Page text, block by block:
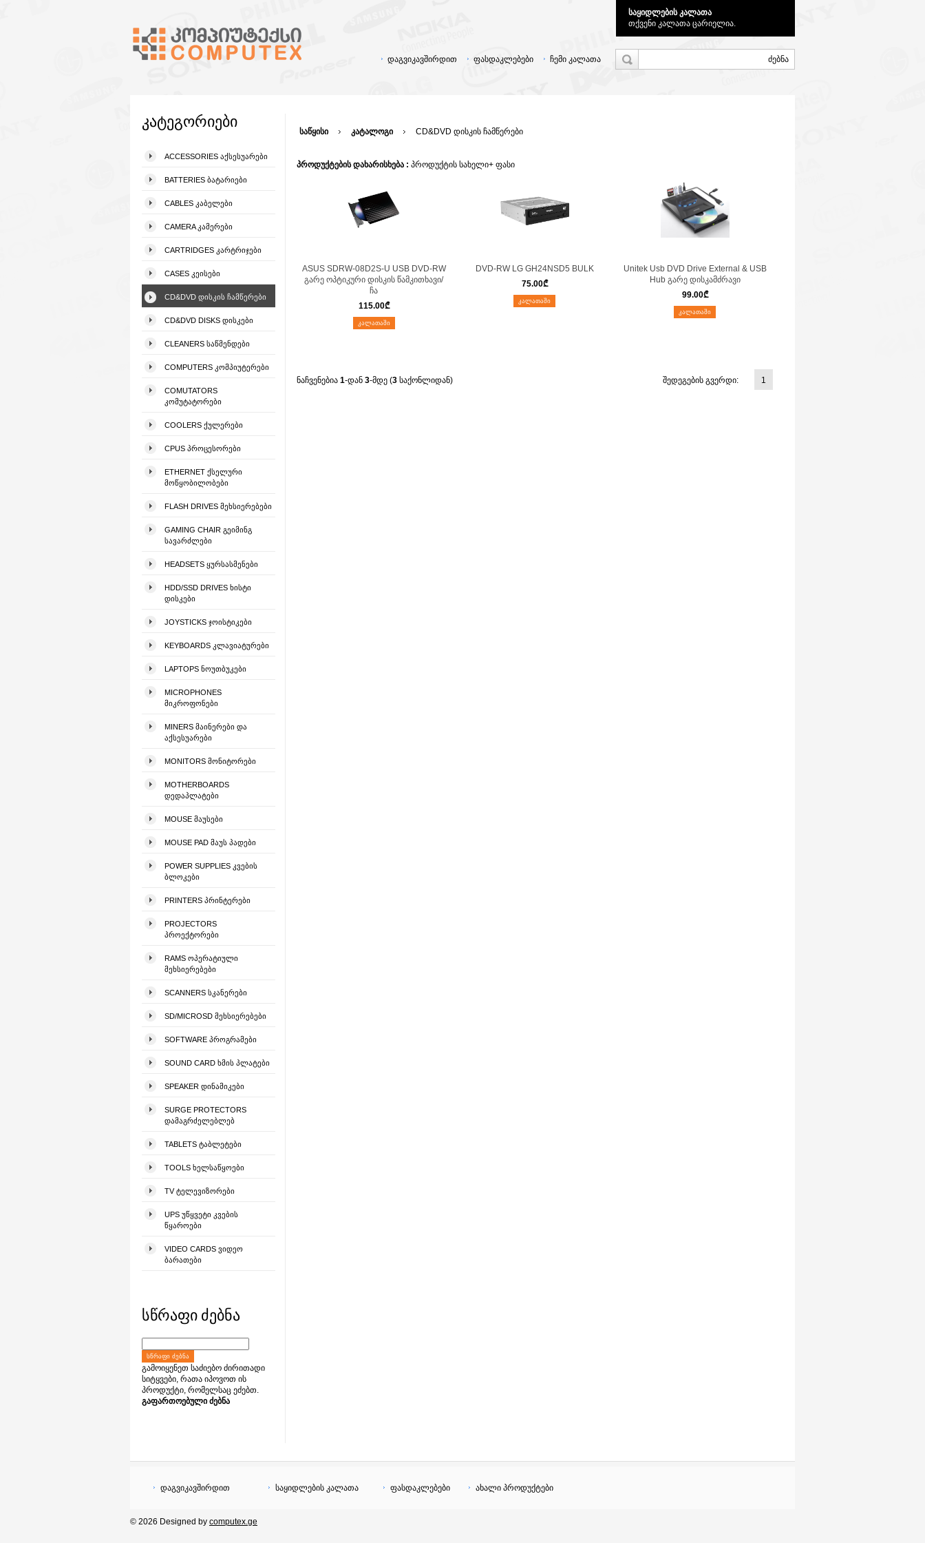
საყიდლების კალათა
თქვენი კალათა ცარიელია.
ჩემი კალათა
ფასდაკლებები
დაგვიკავშირდით
კატეგორიები
ACCESSORIES ᲐᲥᲡᲔᲡᲣᲐᲠᲔᲑᲘ
BATTERIES ᲑᲐᲢᲐᲠᲘᲔᲑᲘ
CABLES ᲙᲐᲑᲔᲚᲔᲑᲘ
CAMERA ᲙᲐᲛᲔᲠᲔᲑᲘ
CARTRIDGES ᲙᲐᲠᲢᲠᲘᲯᲔᲑᲘ
CASES ᲙᲔᲘᲡᲔᲑᲘ
CD&DVD ᲓᲘᲡᲙᲘᲡ ᲩᲐᲛᲬᲔᲠᲔᲑᲘ
CD&DVD DISKS ᲓᲘᲡᲙᲔᲑᲘ
CLEANERS ᲡᲐᲬᲛᲔᲜᲓᲔᲑᲘ
COMPUTERS ᲙᲝᲛᲞᲘᲣᲢᲔᲠᲔᲑᲘ
COMUTATORS
ᲙᲝᲛᲣᲢᲐᲢᲝᲠᲔᲑᲘ
COOLERS ᲥᲣᲚᲔᲠᲔᲑᲘ
CPUS ᲞᲠᲝᲪᲔᲡᲝᲠᲔᲑᲘ
ETHERNET ᲥᲡᲔᲚᲣᲠᲘ
ᲛᲝᲬᲧᲝᲑᲘᲚᲝᲑᲔᲑᲘ
FLASH DRIVES ᲛᲔᲮᲡᲘᲔᲠᲔᲑᲔᲑᲘ
GAMING CHAIR ᲒᲔᲘᲛᲘᲜᲒ
ᲡᲐᲕᲐᲠᲫᲚᲔᲑᲘ
HEADSETS ᲧᲣᲠᲡᲐᲡᲛᲔᲜᲔᲑᲘ
HDD/SSD DRIVES ᲮᲘᲡᲢᲘ
ᲓᲘᲡᲙᲔᲑᲘ
JOYSTICKS ᲯᲝᲘᲡᲢᲘᲙᲔᲑᲘ
KEYBOARDS ᲙᲚᲐᲕᲘᲐᲢᲣᲠᲔᲑᲘ
LAPTOPS ᲜᲝᲣᲗᲑᲣᲙᲔᲑᲘ
MICROPHONES
ᲛᲘᲙᲠᲝᲤᲝᲜᲔᲑᲘ
MINERS ᲛᲐᲘᲜᲔᲠᲔᲑᲘ ᲓᲐ
ᲐᲥᲡᲔᲡᲣᲐᲠᲔᲑᲘ
MONITORS ᲛᲝᲜᲘᲢᲝᲠᲔᲑᲘ
MOTHERBOARDS
ᲓᲔᲓᲐᲞᲚᲐᲢᲔᲑᲘ
MOUSE ᲛᲐᲣᲡᲔᲑᲘ
MOUSE PAD ᲛᲐᲣᲡ ᲞᲐᲓᲔᲑᲘ
POWER SUPPLIES ᲙᲕᲔᲑᲘᲡ
ᲑᲚᲝᲙᲔᲑᲘ
PRINTERS ᲞᲠᲘᲜᲢᲔᲠᲔᲑᲘ
PROJECTORS
ᲞᲠᲝᲔᲥᲢᲝᲠᲔᲑᲘ
RAMS ᲝᲞᲔᲠᲐᲢᲘᲣᲚᲘ
ᲛᲔᲮᲡᲘᲔᲠᲔᲑᲔᲑᲘ
SCANNERS ᲡᲙᲐᲜᲔᲠᲔᲑᲘ
SD/MICROSD ᲛᲔᲮᲡᲘᲔᲠᲔᲑᲔᲑᲘ
SOFTWARE ᲞᲠᲝᲒᲠᲐᲛᲔᲑᲘ
SOUND CARD ᲮᲛᲘᲡ ᲞᲚᲐᲢᲔᲑᲘ
SPEAKER ᲓᲘᲜᲐᲛᲘᲙᲔᲑᲘ
SURGE PROTECTORS
ᲓᲐᲛᲐᲒᲠᲫᲔᲚᲔᲑᲚᲔᲑ
TABLETS ᲢᲐᲑᲚᲔᲢᲔᲑᲘ
TOOLS ᲮᲔᲚᲡᲐᲬᲧᲝᲔᲑᲘ
TV ᲢᲔᲚᲔᲕᲘᲖᲝᲠᲔᲑᲘ
UPS ᲣᲬᲧᲕᲔᲢᲘ ᲙᲕᲔᲑᲘᲡ
ᲬᲧᲐᲠᲝᲔᲑᲘ
VIDEO CARDS ᲕᲘᲓᲔᲝ
ᲑᲐᲠᲐᲗᲔᲑᲘ
სწრაფი ძებნა
ᲡᲬᲠᲐᲤᲘ ᲫᲔᲑᲜᲐ
გამოიყენეთ საძიებო ძირითადი
სიტყვები, რათა იპოვოთ ის
პროდუქტი, რომელსაც ეძებთ.
გაფართოებული ძებნა
საწყისი კატალოგი CD&DVD დისკის ჩამწერები
პროდუქტების დახარისხება : პროდუქტის სახელი+ ფასი
ASUS SDRW-08D2S-U USB DVD-RW
გარე ოპტიკური დისკის წამკითხავი/
ჩა
115.00₾
ᲙᲐᲚᲐᲗᲐᲨᲘ
DVD-RW LG GH24NSD5 BULK
75.00₾
ᲙᲐᲚᲐᲗᲐᲨᲘ
Unitek Usb DVD Drive External & USB
Hub გარე დისკამძრავი
99.00₾
ᲙᲐᲚᲐᲗᲐᲨᲘ
შედეგების გვერდი: 1
ნაჩვენებია 1-დან 3-მდე (3 საქონლიდან)
დაგვიკავშირდით საყიდლების კალათა ფასდაკლებები ახალი პროდუქტები
© 2026 Designed by computex.ge